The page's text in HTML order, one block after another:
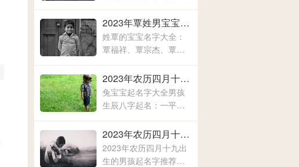
佑、书玮、彤晴、禾木
取名字的时候，所关注
的方方面面都是不一样
的，有的时候就算是同
名同姓的人，相信所展
不同的，这主要要看父
母对于孩子的期待和要
求
2023年覃姓男宝宝取名字大全 姓覃的宝宝名字大全
姓覃的宝宝名字大全：
覃福祥、覃宗杰、覃春
秀、覃泽耀、覃弘扬、
覃润彤、覃小洁、覃浚
淇、覃炳坤、覃玉阳、
覃宗宝、覃兴隆、覃天
2023年农历四月十九出生男孩霸气有内涵的名字 兔宝宝起名字大全男孩生辰八字起名
兔宝宝起名字大全男孩
生辰八字起名：一平、
子峻、禹泽、云凯、露
涵、云轩、文瀚、彦
君、嘉林、霄云、子
栋、亦心、梓玉、洛
2023年农历四月十九出生的男孩起名字推荐 兔年男孩名字2023年名字大全
2023年农历四月十九出
生的男孩起名字推荐：